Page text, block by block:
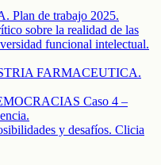
Plan de trabajo 2025.
sobre la realidad de las
funcional intelectual.
FARMACEUTICA.
Caso 4 –
y desafíos. Clicia